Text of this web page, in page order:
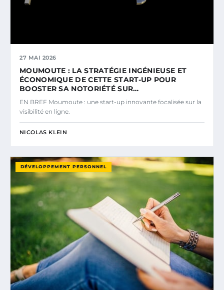
27 MAI 2026
MOUMOUTE : LA STRATÉGIE INGÉNIEUSE ET
ÉCONOMIQUE DE CETTE START-UP POUR
BOOSTER SA NOTORIÉTÉ SUR…
EN BREF Moumoute : une start-up innovante focalisée sur la
visibilité en ligne.
NICOLAS KLEIN
DÉVELOPPEMENT PERSONNEL